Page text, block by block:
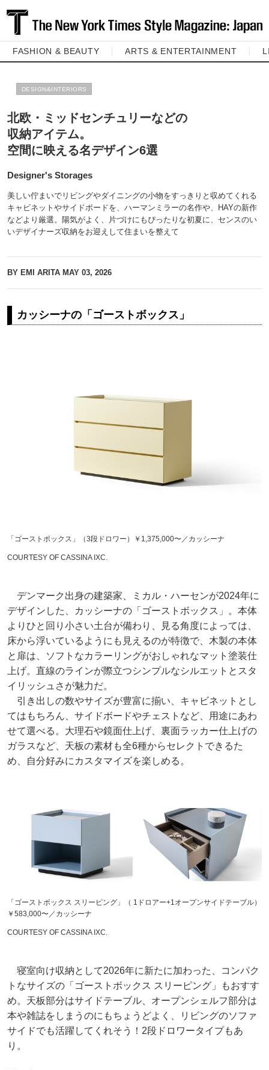
FASHION & BEAUTY ARTS & ENTERTAINMENT
DESIGN&INTERIORS
北欧・ミッドセンチュリーなどの
収納アイテム。
空間に映える名デザイン6選
Designer's Storages
美しい佇まいでリビングやダイニングの小物をすっきりと収めてくれる
キャビネットやサイドボードを、ハーマンミラーの名作や、HAYの新作
などより厳選。陽気がよく、片づけにもぴったりな初夏に、センスのい
いデザイナーズ収納をお迎えして住まいを整えて
BY EMI ARITA MAY 03, 2026
カッシーナの「ゴーストボックス」
「ゴーストボックス」（3段ドロワー）￥1,375,000〜／カッシーナ
COURTESY OF CASSINA IXC.
デンマーク出身の建築家、ミカル・ハーセンが2024年に
デザインした、カッシーナの「ゴーストボックス」。本体
よりひと回り小さい土台が備わり、見る角度によっては、
床から浮いているようにも見えるのが特徴で、木製の本体
と扉は、ソフトなカラーリングがおしゃれなマット塗装仕
上げ。直線のラインが際立つシンプルなシルエットとスタ
イリッシュさが魅力だ。
引き出しの数やサイズが豊富に揃い、キャビネットとし
てはもちろん、サイドボードやチェストなど、用途にあわ
せて選べる。大理石や鏡面仕上げ、裏面ラッカー仕上げの
ガラスなど、天板の素材も全6種からセレクトできるた
め、自分好みにカスタマイズを楽しめる。
「ゴーストボックス スリーピング」（ 1ドロアー+1オープンサイドテーブル）
￥583,000〜／カッシーナ
COURTESY OF CASSINA IXC.
寝室向け収納として2026年に新たに加わった、コンパク
トなサイズの「ゴーストボックス スリーピング」もおすす
め。天板部分はサイドテーブル、オープンシェルフ部分は
本や雑誌をしまうのにもちょうどよく、リビングのソファ
サイドでも活躍してくれそう！2段ドロワータイプもあ
り。